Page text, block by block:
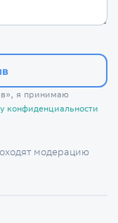
я принимаю
конфиденциальности
модерацию